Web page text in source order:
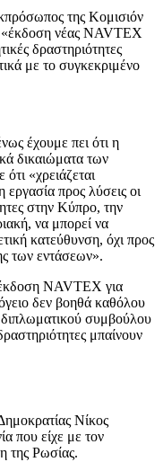
της Κομισιόν
«έκδοση νέας NAVTEX
δραστηριότητες
με το συγκεκριμένο
έχουμε πει ότι η
δικαιώματα των
«χρειάζεται
προς λύσεις οι
στην Κύπρο, την
να μπορεί να
κατεύθυνση, όχι προς
των εντάσεων».
NAVTEX για
δεν βοηθά καθόλου
διπλωματικού συμβούλου
μπαίνουν
Νίκος
που είχε με τον
της Ρωσίας.